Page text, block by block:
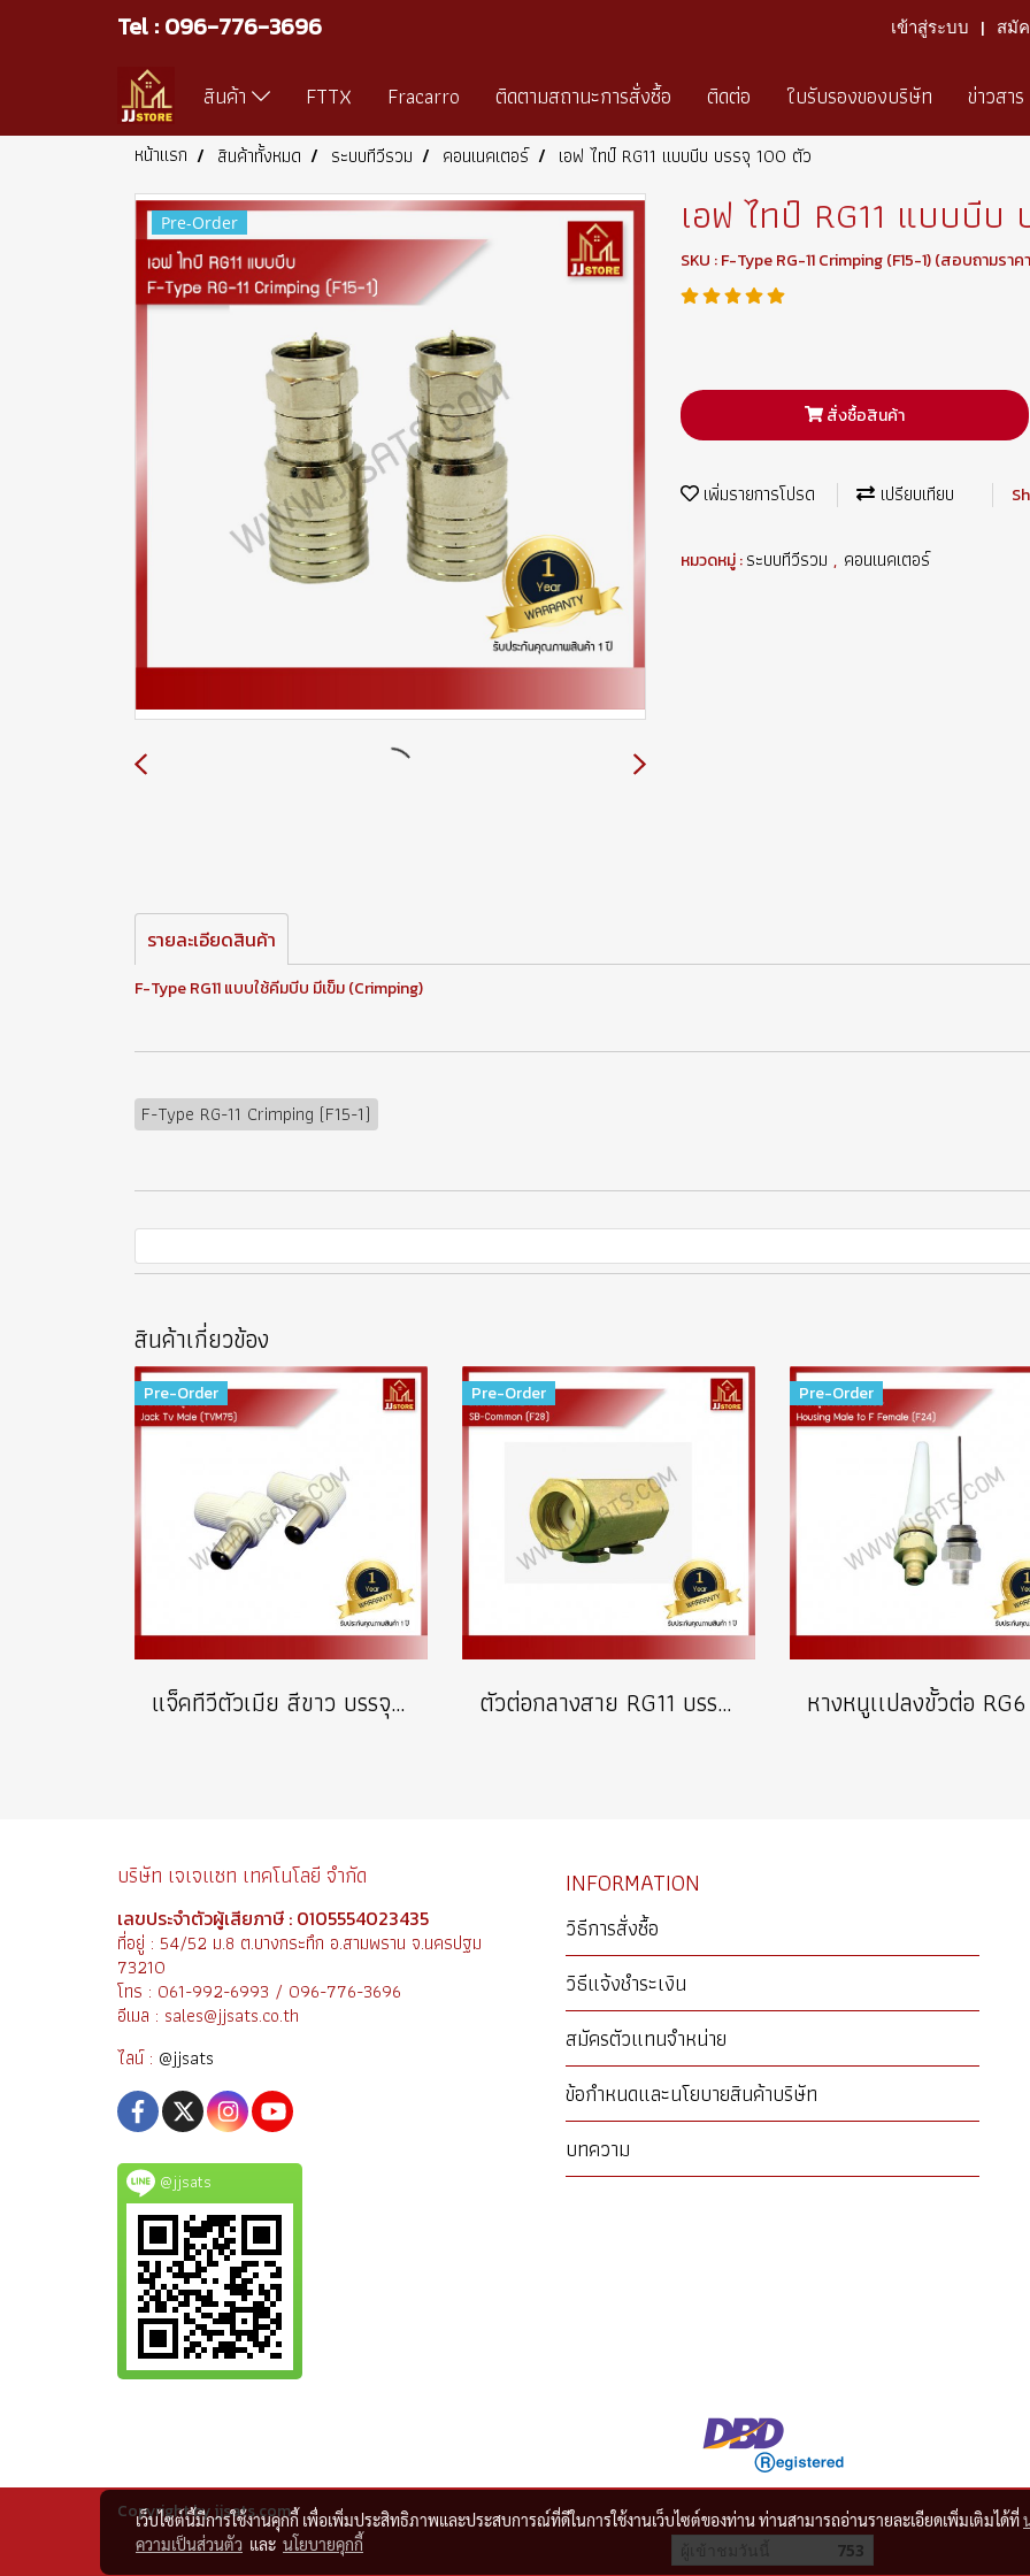
Tel : 096-776-3696 เข้าสู่ระบบ สมั
สินค้า FTTX Fracarro ติดตามสถานะการสั่งซื้อ ติดต่อ ใบรับรองของบริษัท ข่าวสาร
หน้าแรก สินค้าทั้งหมด ระบบทีวีรวม คอนเนคเตอร์ เอฟ ไทป์ RG11 แบบบีบ บรรจุ 100 ตัว
Pre-Order เอฟ ไทป์ RG11 แบบบีบ
SKU : F-Type RG-11 Crimping (F15-1) (สอบถามราค
สั่งซื้อสินค้า
เพิ่มรายการโปรด เปรียบเทียบ
หมวดหมู่ :ระบบทีวีรวม , คอนเนคเตอร์
รายละเอียดสินค้า
F-Type RG11 แบบใช้คีมบีบ มีเข็ม (Crimping)
F-Type RG-11 Crimping (F15-1)
สินค้าเกี่ยวข้อง
Pre-Order
แจ็คทีวีตัวเมีย สีขาว บรรจุ 100 ตัว
Pre-Order
ตัวต่อกลางสาย RG11 บรรจุ 100 ตัว
Pre-Order
บริษัท เจเจแซท เทคโนโลยี จำกัด
เลขประจำตัวผู้เสียภาษี : 0105554023435
ที่อยู่ : 54/52 ม.8 ต.บางกระทึก อ.สามพราน จ.นครปฐม
73210
โทร : 061-992-6993 / 096-776-3696
อีเมล : sales@jjsats.co.th
ไลน์ : @jjsats
@jjsats
INFORMATION
วิธีการสั่งซื้อ
วิธีแจ้งชำระเงิน
สมัครตัวแทนจำหน่าย
ข้อกำหนดและนโยบายสินค้าบริษัท
บทความ
Copyright by jjsats.com
753
เว็บไซต์นี้มีการใช้งานคุกกี้ เพื่อเพิ่มประสิทธิภาพและประสบการณ์ที่ดีในการใช้งานเว็บไซต์ของท่าน ท่านสามารถอ่านรายละเอียดเพิ่มเติมได้ที่
ความเป็นส่วนตัว และ นโยบายคุกกี้